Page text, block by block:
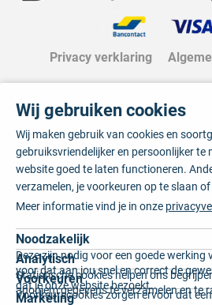
Privacy verklaring
Wij gebruiken cookies
Wij maken gebruik van cookies en
gebruiksvriendelijker en persoonlijker te
website goed te laten functioneren.
verzamelen, je voorkeuren op te slaan
Meer informatie vind je in onze
Noodzakelijk
Deze zijn nodig voor een goede
voor dat aan jou snel en correct de
dat je onze website bezoekt.
Analytisch
Statistische cookies helpen ons
anoniem gegevens te verzamelen en te
Voorkeuren
Voorkeurscookies zorgen ervoor dat
Marketing